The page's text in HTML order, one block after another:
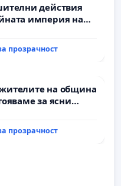
действия
империя на
прозрачност
на община
за ясни
МЕД” АД и от
норми!
прозрачност